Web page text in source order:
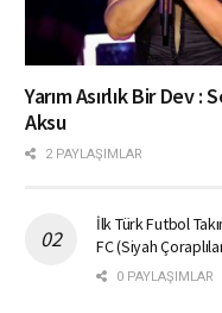
Yarım Asırlık Bir Dev :
Aksu
2 PAYLAŞIMLAR
İlk Türk Futbol
FC (Siyah
0 PAYLAŞIMLAR